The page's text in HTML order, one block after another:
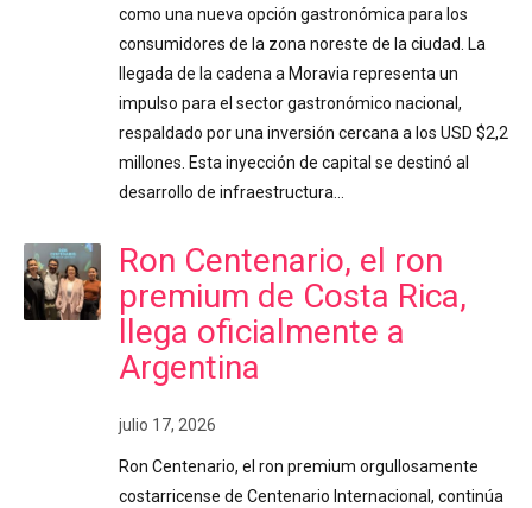
como una nueva opción gastronómica para los
consumidores de la zona noreste de la ciudad. La
llegada de la cadena a Moravia representa un
impulso para el sector gastronómico nacional,
respaldado por una inversión cercana a los USD $2,2
millones. Esta inyección de capital se destinó al
desarrollo de infraestructura…
Ron Centenario, el ron
premium de Costa Rica,
llega oficialmente a
Argentina
julio 17, 2026
Ron Centenario, el ron premium orgullosamente
costarricense de Centenario Internacional, continúa